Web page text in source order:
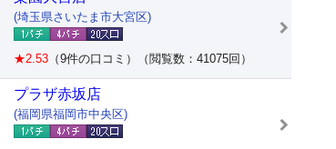
(埼玉県さいたま市大宮区)
★2.53 （9件の口コミ）（閲覧数：41075回）
プラザ赤坂店
(福岡県福岡市中央区)